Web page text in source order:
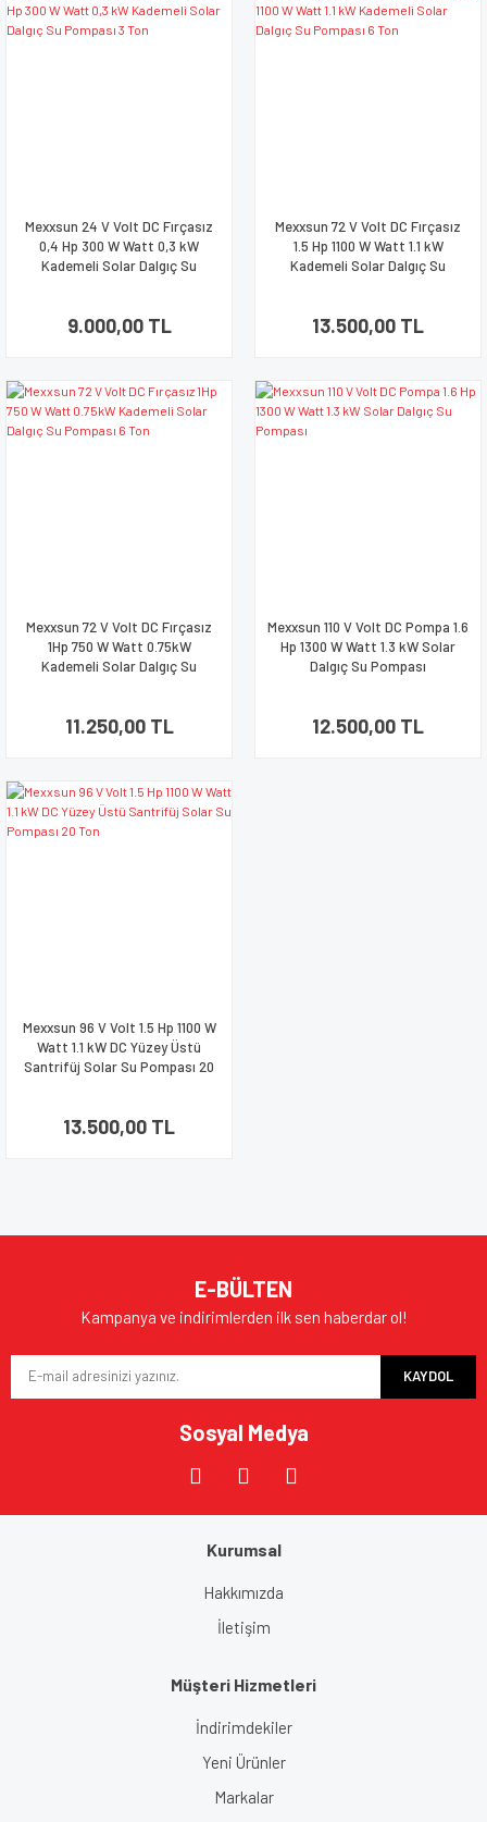
Mexxsun 24 V Volt DC Fırçasız
0,4 Hp 300 W Watt 0,3 kW
Kademeli Solar Dalgıç Su
9.000,00 TL
Mexxsun 72 V Volt DC Fırçasız
1.5 Hp 1100 W Watt 1.1 kW
Kademeli Solar Dalgıç Su
13.500,00 TL
Mexxsun 72 V Volt DC Fırçasız
1Hp 750 W Watt 0.75kW
Kademeli Solar Dalgıç Su
11.250,00 TL
Mexxsun 110 V Volt DC Pompa 1.6
Hp 1300 W Watt 1.3 kW Solar
Dalgıç Su Pompası
12.500,00 TL
Mexxsun 96 V Volt 1.5 Hp 1100 W
Watt 1.1 kW DC Yüzey Üstü
Santrifüj Solar Su Pompası 20
13.500,00 TL
E-BÜLTEN
Kampanya ve indirimlerden ilk sen haberdar ol!
KAYDOL
Sosyal Medya
Kurumsal
Hakkımızda
İletişim
Müşteri Hizmetleri
İndirimdekiler
Yeni Ürünler
Markalar